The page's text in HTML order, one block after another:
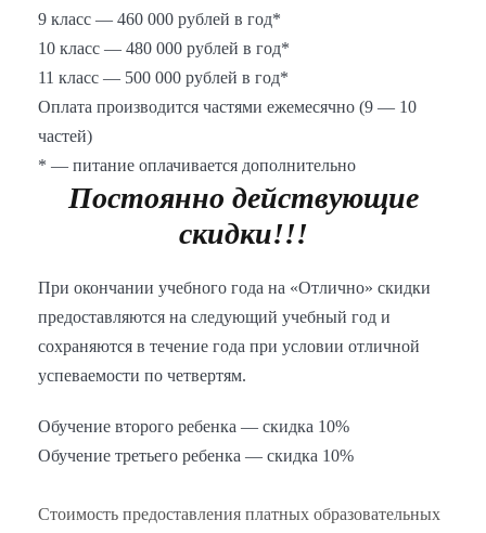
9 класс — 460 000 рублей в год*
10 класс — 480 000 рублей в год*
11 класс — 500 000 рублей в год*
Оплата производится частями ежемесячно (9 — 10
частей)
* — питание оплачивается дополнительно
Постоянно действующие
скидки!!!
При окончании учебного года на «Отлично» скидки
предоставляются на следующий учебный год и
сохраняются в течение года при условии отличной
успеваемости по четвертям.
Обучение второго ребенка — скидка 10%
Обучение третьего ребенка — скидка 10%
Стоимость предоставления платных образовательных